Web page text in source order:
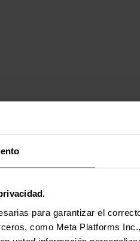
para garantizar el
como Meta Platforms